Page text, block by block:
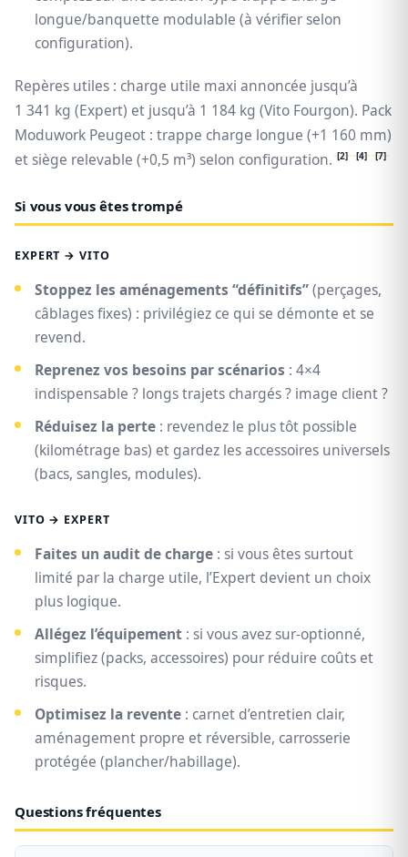
longue/banquette modulable (à vérifier selon
configuration).
Repères utiles : charge utile maxi annoncée jusqu’à
1 341 kg (Expert) et jusqu’à 1 184 kg (Vito Fourgon). Pack
Moduwork Peugeot : trappe charge longue (+1 160 mm)
et siège relevable (+0,5 m³) selon configuration. [2] [4] [7]
Si vous vous êtes trompé
EXPERT → VITO
Stoppez les aménagements “définitifs”(perçages,
câblages fixes) : privilégiez ce qui se démonte et se
revend.
Reprenez vos besoins par scénarios : 4×4
indispensable ? longs trajets chargés ? image client ?
Réduisez la perte : revendez le plus tôt possible
(kilométrage bas) et gardez les accessoires universels
(bacs, sangles, modules).
VITO → EXPERT
Faites un audit de charge : si vous êtes surtout
limité par la charge utile, l’Expert devient un choix
plus logique.
Allégez l’équipement : si vous avez sur‑optionné,
simplifiez (packs, accessoires) pour réduire coûts et
risques.
Optimisez la revente : carnet d’entretien clair,
aménagement propre et réversible, carrosserie
protégée (plancher/habillage).
Questions fréquentes